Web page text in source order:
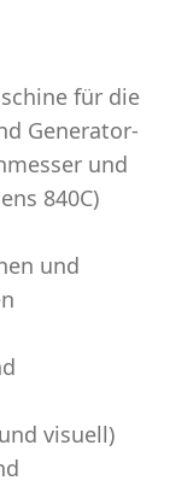
für die
Generator-
und
840C)
und
visuell)